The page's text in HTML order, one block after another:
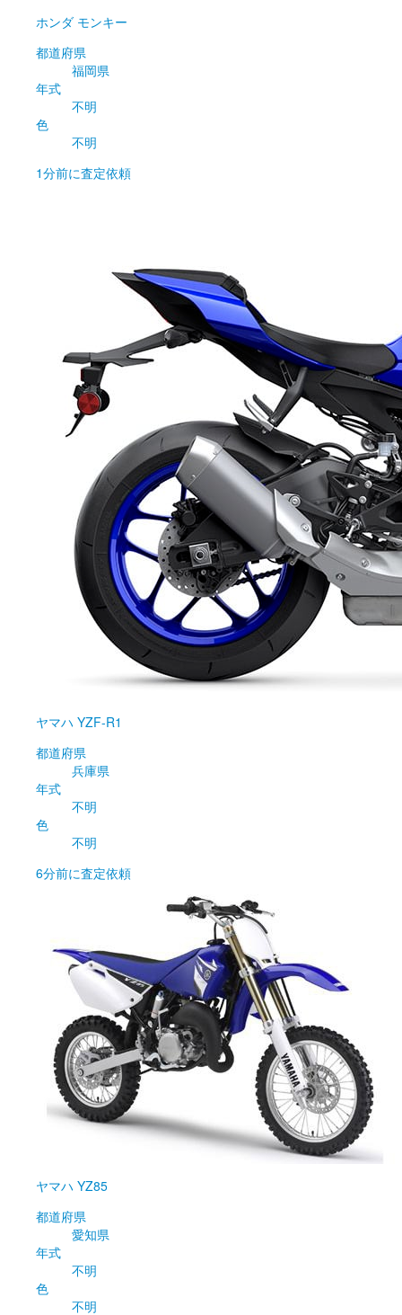
ホンダ モンキー
都道府県
福岡県
年式
不明
色
不明
1分前に査定依頼
ヤマハ YZF-R1
都道府県
兵庫県
年式
不明
色
不明
6分前に査定依頼
ヤマハ YZ85
都道府県
愛知県
年式
不明
色
不明